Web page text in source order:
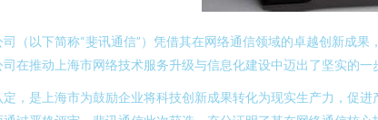
司（以下简称“斐讯通信”）凭借其在网络通信领域的卓越创新成
在推动上海市网络技术服务升级与信息化建设中迈出了坚实的一
，是上海市为鼓励企业将科技创新成果转化为现实生产力，促